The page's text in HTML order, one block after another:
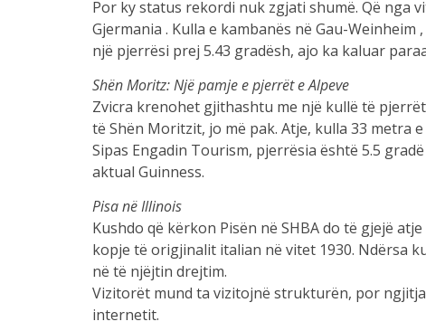
Por ky status rekordi nuk zgjati shumë. Që nga
Gjermania . Kulla e kambanës në Gau-
një pjerrësi prej 5.43 gradësh, ajo ka kaluar
Shën Moritz: Një pamje e pjerrët e Alpeve
Zvicra krenohet gjithashtu me një kullë të
të Shën Moritzit, jo më pak. Atje, kulla 33 metra
Sipas Engadin Tourism, pjerrësia është 5.5
aktual Guinness.
Pisa në Illinois
Kushdo që kërkon Pisën në SHBA do të gjejë
kopje të origjinalit italian në vitet 1930. Ndërsa
në të njëjtin drejtim.
Vizitorët mund ta vizitojnë strukturën, por
internetit.